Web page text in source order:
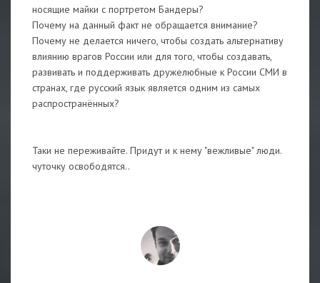
носящие майки с портретом Бандеры?
Почему на данный факт не обращается внимание?
Почему не делается ничего, чтобы создать альтернативу
влиянию врагов России или для того, чтобы создавать,
развивать и поддерживать дружелюбные к России СМИ в
странах, где русский язык является одним из самых
распространённых?
Таки не переживайте. Придут и к нему "вежливые" люди.
чуточку освободятся..